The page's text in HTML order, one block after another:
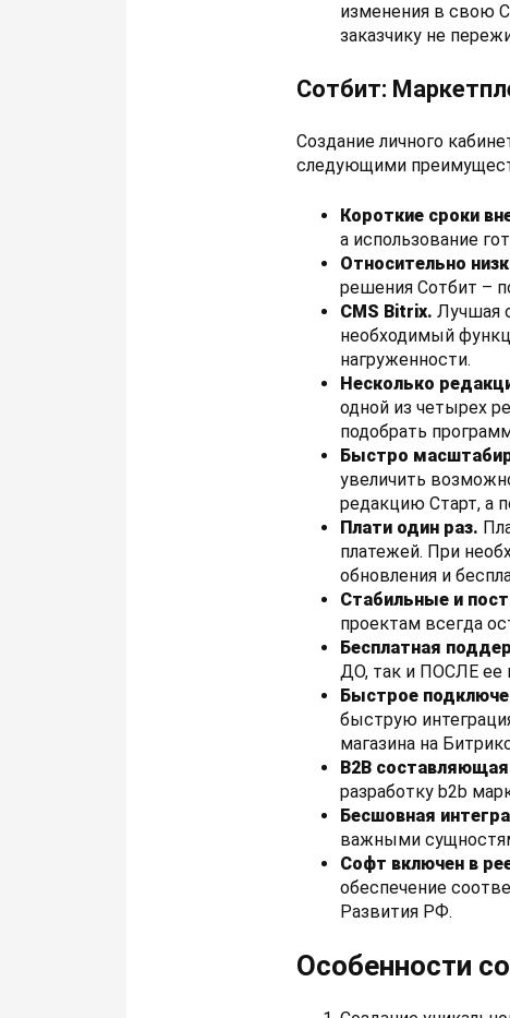
изменения в свою
заказчику не
Сотбит:
Создание личного
следующими
Короткие сроки
а использование
Относительно
решения Сотбит –
CMS Bitrix. Лучшая
необходимый
нагруженности.
Несколько
одной из четырех
подобрать
Быстро
увеличить
редакцию Старт, а
Плати один раз.
платежей. При
обновления и
Стабильные и
проектам всегда
Бесплатная
ДО, так и ПОСЛЕ ее
Быстрое
быструю
магазина на
B2B
разработку b2b
Бесшовная
важными
Софт включен в
обеспечение
Развития РФ.
Особенности